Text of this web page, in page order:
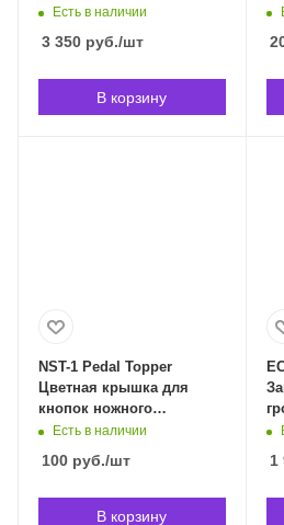
Есть в наличии
3 350 руб./шт
В корзину
NST-1 Pedal Topper
Цветная крышка для
кнопок ножного
переключателя педали
Cherub NST-1 в
Есть в наличии
100 руб./шт
В корзину
1